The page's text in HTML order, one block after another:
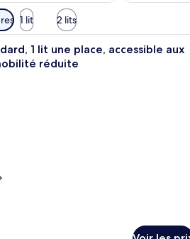
1 lit 2 lits
Chambre Standard, 1 lit une
1 lit une place, accessible aux
réduite